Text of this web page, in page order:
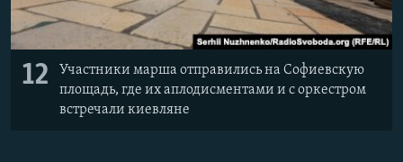
12
Участники марша отправились на Софиевскую
площадь, где их аплодисментами и с оркестром
встречали киевляне